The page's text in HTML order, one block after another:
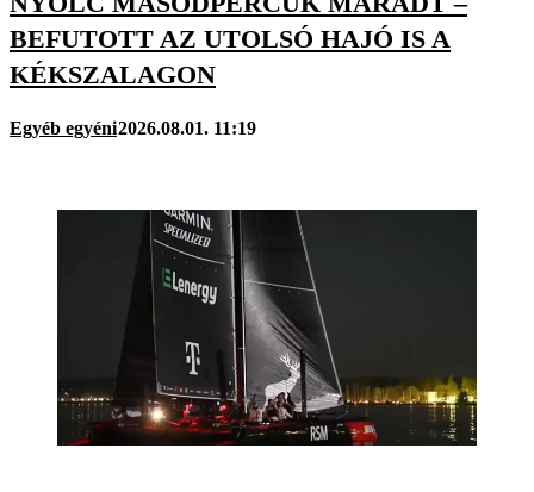
BEFUTOTT AZ UTOLSÓ HAJÓ IS A
KÉKSZALAGON
Egyéb egyéni2026.08.01. 11:19